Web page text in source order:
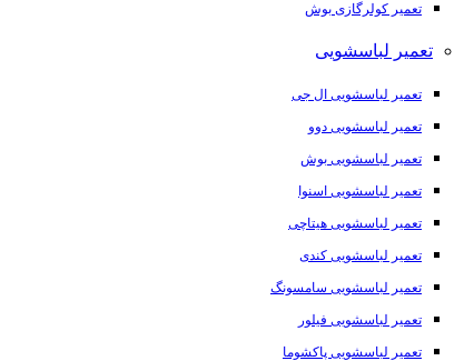
تعمیر کولرگازی بوش
تعمیر لباسشویی
تعمیر لباسشویی ال جی
تعمیر لباسشویی دوو
تعمیر لباسشویی بوش
تعمیر لباسشویی اسنوا
تعمیر لباسشویی هیتاچی
تعمیر لباسشویی کندی
تعمیر لباسشویی سامسونگ
تعمیر لباسشویی فیلور
تعمیر لباسشویی پاکشوما